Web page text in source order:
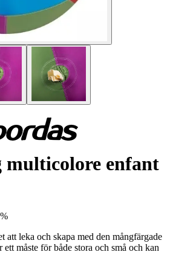
multicolore enfant
att leka och skapa med den mångfärgade
måste för både stora och små och kan